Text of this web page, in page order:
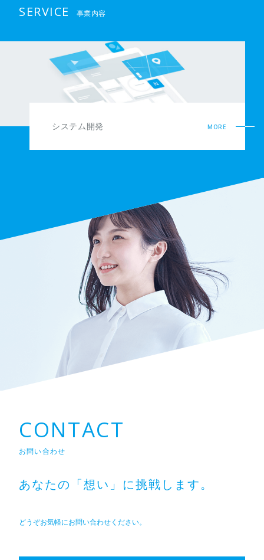
SERVICE 事業内容
システム開発 MORE
CONTACT
お問い合わせ
あなたの「想い」に挑戦します。
どうぞお気軽にお問い合わせください。